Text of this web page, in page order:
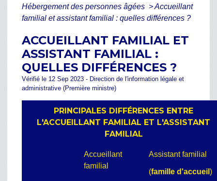
Hébergement des personnes âgées >Accueillant
familial et assistant familial : quelles différences ?
ACCUEILLANT FAMILIAL ET
ASSISTANT FAMILIAL :
QUELLES DIFFÉRENCES ?
Vérifié le 12 Sep 2023 - Direction de l'information légale et
administrative (Première ministre)
PRINCIPALES DIFFÉRENCES ENTRE
L'ACCUEILLANT FAMILIAL ET L'ASSISTANT
FAMILIAL
Accueillant
familial
Assistant familial
(famille d'accueil )